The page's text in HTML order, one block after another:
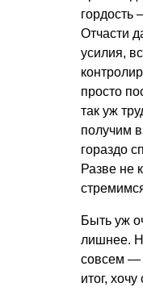
гордость
Отчасти
усилия,
просто
так уж
получим
гораздо
Разве не
Быть уж
лишнее.
совсем —
итог,